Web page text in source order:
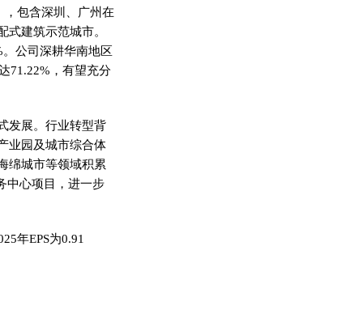
包含深圳、广州在
建筑示范城市。
公司深耕华南地区
71.22%，有望充分
发展。行业转型背
业园及城市综合体
绵城市等领域积累
中心项目，进一步
年EPS为0.91